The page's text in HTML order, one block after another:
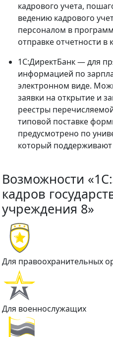
кадрового учета,
ведению кадрового
персоналом в
отправке отчетности
1С:ДиректБанк — для
информацией по
электронном виде.
заявки на открытие и
реестры
типовой поставке
предусмотрено по
который
Возможности
кадров
учреждения 8»
Для правоохранительных
Для военнослужащих